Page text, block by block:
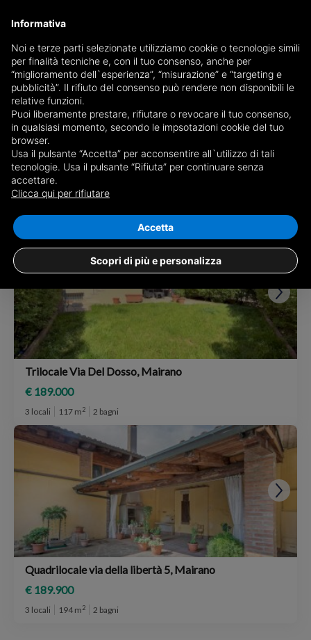
Ricevi copia del giornale via mail
Scegli giornale
2 risultati per
Mairano
Trilocale Via Del Dosso, Mairano
€ 189.000
3 locali 117 m2 2 bagni
Quadrilocale via della libertà 5, Mairano
€ 189.900
3 locali 194 m2 2 bagni
Informativa
Noi e terze parti selezionate utilizziamo cookie o tecnologie simili
per finalità tecniche e, con il tuo consenso, anche per
“miglioramento dell`esperienza”, “misurazione” e “targeting e
pubblicità”. Il rifiuto del consenso può rendere non disponibili le
relative funzioni.
Puoi liberamente prestare, rifiutare o revocare il tuo consenso,
in qualsiasi momento, secondo le impsotazioni cookie del tuo
browser.
Usa il pulsante “Accetta” per acconsentire all`utilizzo di tali
tecnologie. Usa il pulsante “Rifiuta” per continuare senza
accettare.
Clicca qui per rifiutare
Scopri di più e personalizza
Accetta